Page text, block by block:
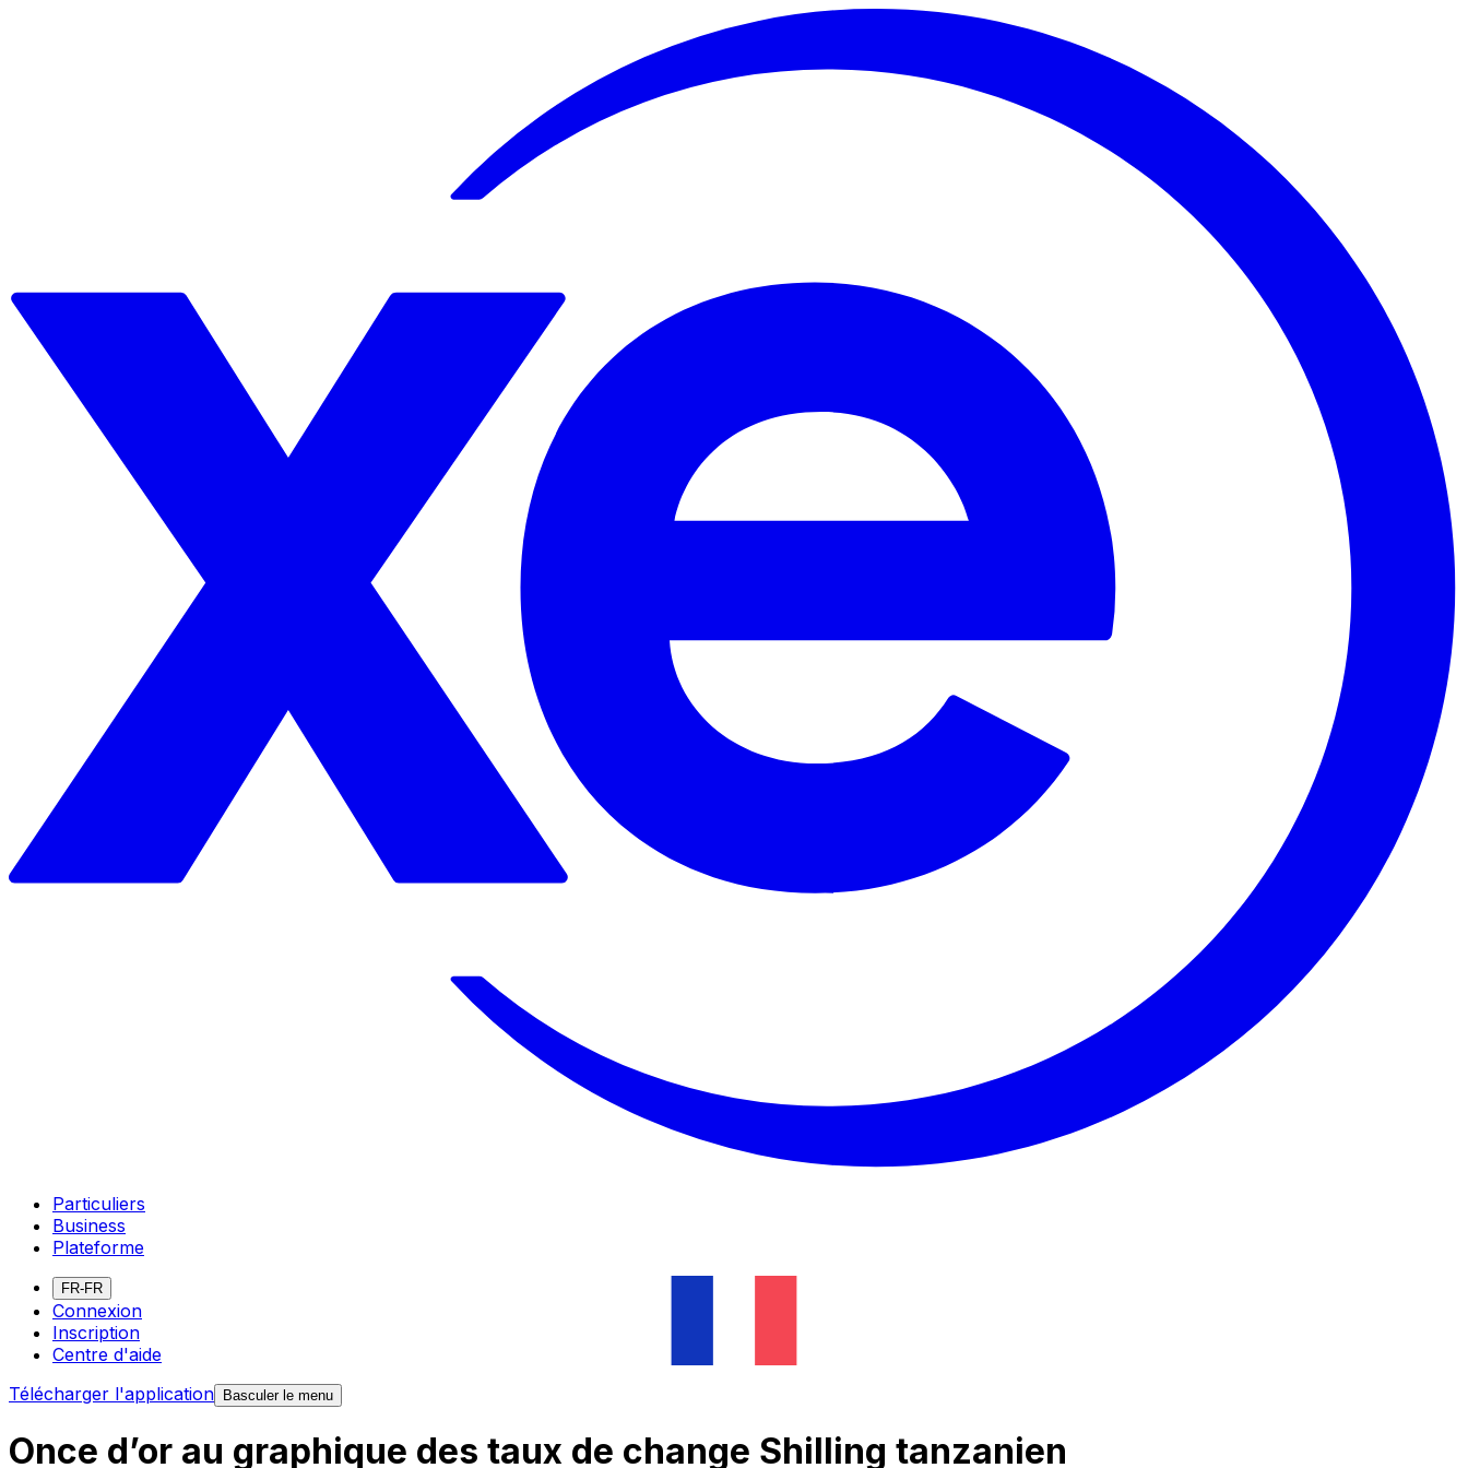
Particuliers
Business
Plateforme
FR-FR
Connexion
Inscription
Centre d'aide
Télécharger l'application Basculer le menu
Once d’or au graphique des taux de change Shilling tanzanien